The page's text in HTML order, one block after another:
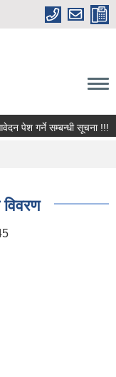
पेश गर्ने सम्बन्धी सूचना !!!